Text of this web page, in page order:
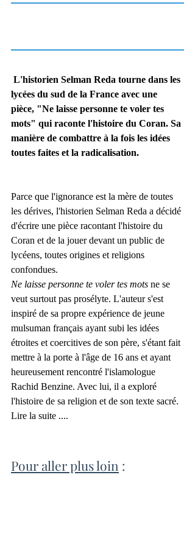
lycées du sud de la France avec une
pièce, "Ne laisse personne te voler tes
mots" qui raconte l'histoire du Coran. Sa
manière de combattre à la fois les idées
toutes faites et la radicalisation.
Parce que l'ignorance est la mère de toutes
les dérives, l'historien Selman Reda a décidé
d'écrire une pièce racontant l'histoire du
Coran et de la jouer devant un public de
lycéens, toutes origines et religions
confondues.
Ne laisse personne te voler tes mots ne se
veut surtout pas prosélyte. L'auteur s'est
inspiré de sa propre expérience de jeune
mulsuman français ayant subi les idées
étroites et coercitives de son père, s'étant fait
mettre à la porte à l'âge de 16 ans et ayant
heureusement rencontré l'islamologue
Rachid Benzine. Avec lui, il a exploré
l'histoire de sa religion et de son texte sacré.
Lire la suite ....
Pour aller plus loin :